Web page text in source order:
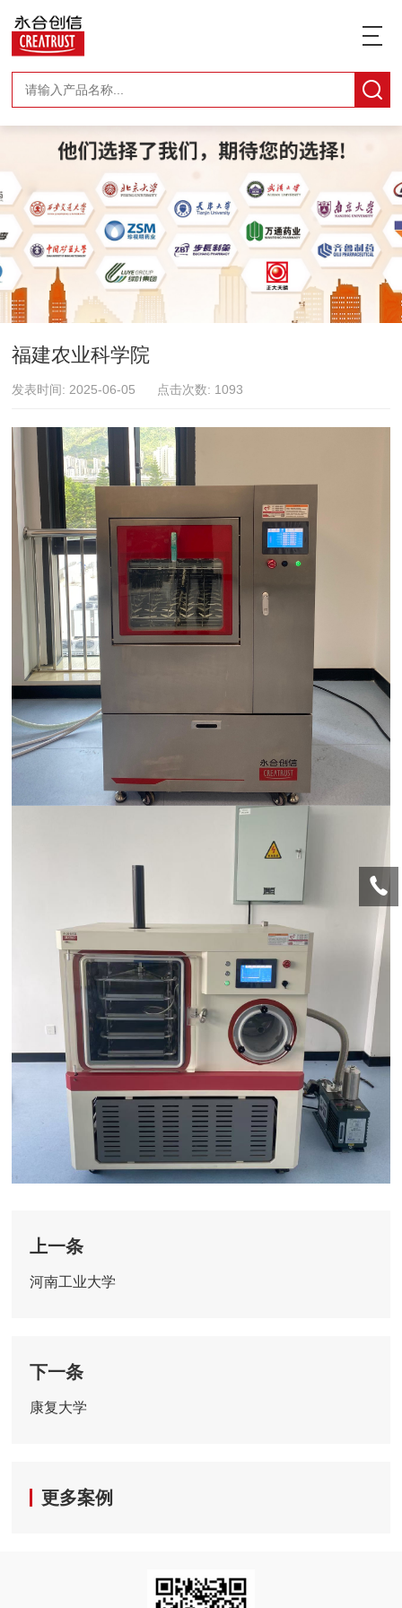
福建农业科学院
发表时间: 2025-06-05 点击次数: 1093
上一条
河南工业大学
下一条
康复大学
更多案例